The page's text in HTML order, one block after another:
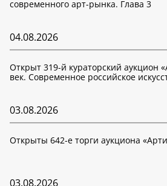
современного арт-рынка. Глава 3
04.08.2026
Открыт 319-й кураторский аукцион
век. Современное российское
03.08.2026
Открыты 642-е торги аукциона
03.08.2026